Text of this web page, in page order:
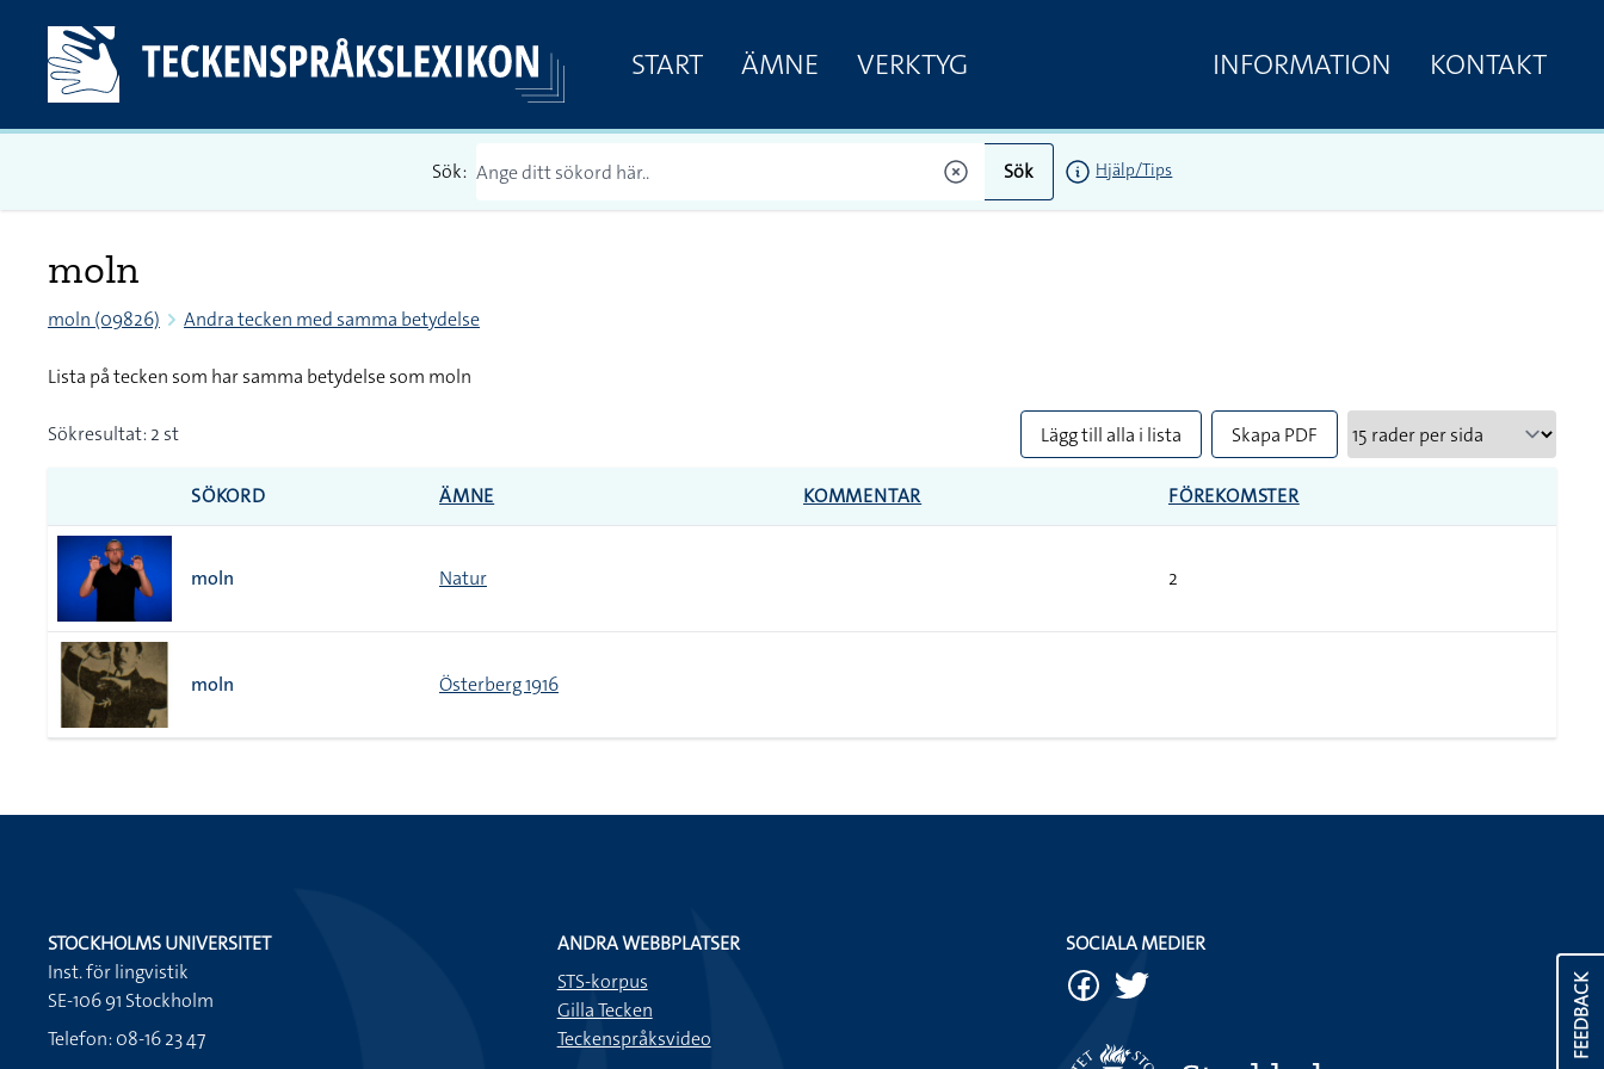
START ÄMNE VERKTYG INFORMATION KONTAKT
Sök: Sök Hjälp/Tips
moln
moln (09826) Andra tecken med samma betydelse
Lista på tecken som har samma betydelse som moln
Sökresultat: 2 st Lägg till alla i lista Skapa PDF
SÖKORD ÄMNE KOMMENTAR FÖREKOMSTER
moln Natur 2
moln Österberg 1916
FEEDBACK
STOCKHOLMS UNIVERSITET
Inst. för lingvistik
SE-106 91 Stockholm
Telefon: 08-16 23 47
ANDRA WEBBPLATSER
STS-korpus
Gilla Tecken
Teckenspråksvideo
SOCIALA MEDIER